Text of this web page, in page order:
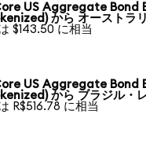
US Aggregate Bond
から オーストラ
$143.50 に相当
US Aggregate Bond
から ブラジル・
R$516.78 に相当